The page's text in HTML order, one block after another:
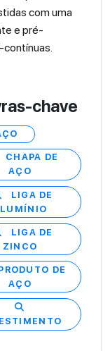
com uma
e pré-
chave
CHAPA DE
AÇO
LIGA DE
LIGA DE
ZINCO
DE
AÇO